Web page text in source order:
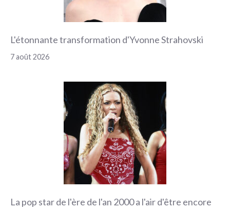
L'étonnante transformation d'Yvonne Strahovski
7 août 2026
La pop star de l'ère de l'an 2000 a l'air d'être encore